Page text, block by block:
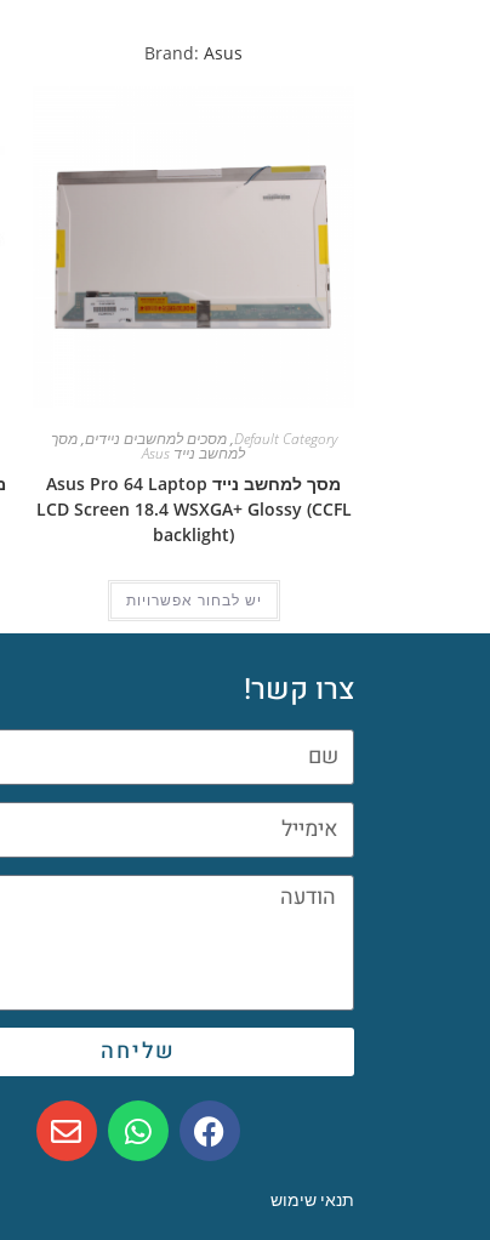
Brand: Asus
Default Category
,מסכים למחשבים ניידים,מסך
למחשב נייד Asus
מסך למחשב נייד Asus Pro 64 Laptop
LCD Screen 18.4 WSXGA+ Glossy (CCFL
backlight)
יש לבחור אפשרויות
צרו קשר!
שליחה
תנאי שימוש